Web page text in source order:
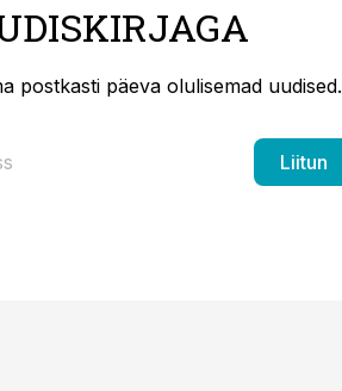
postkasti päeva olulisemad uudised.
Liitun